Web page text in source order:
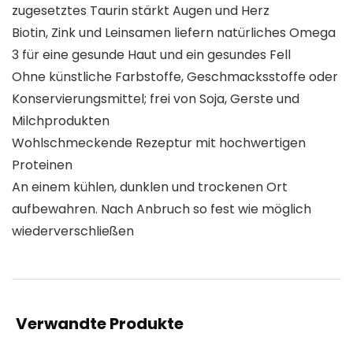
zugesetztes Taurin stärkt Augen und Herz
Biotin, Zink und Leinsamen liefern natürliches Omega
3 für eine gesunde Haut und ein gesundes Fell
Ohne künstliche Farbstoffe, Geschmacksstoffe oder
Konservierungsmittel; frei von Soja, Gerste und
Milchprodukten
Wohlschmeckende Rezeptur mit hochwertigen
Proteinen
An einem kühlen, dunklen und trockenen Ort
aufbewahren. Nach Anbruch so fest wie möglich
wiederverschließen
Verwandte Produkte